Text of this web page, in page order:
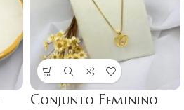
Conjunto Feminino